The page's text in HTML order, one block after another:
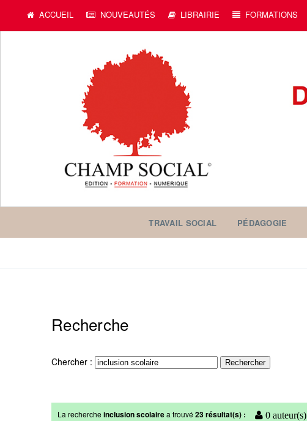
ACCUEIL NOUVEAUTÉS LIBRAIRIE FORMATIONS
TRAVAIL SOCIAL PÉDAGOGIE
Recherche
Chercher :
La rechercheinclusion scolairea trouvé23 résultat(s) : 0 auteur(s)